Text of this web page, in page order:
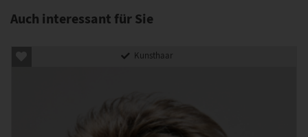
Auch interessant für Sie
Kunsthaar